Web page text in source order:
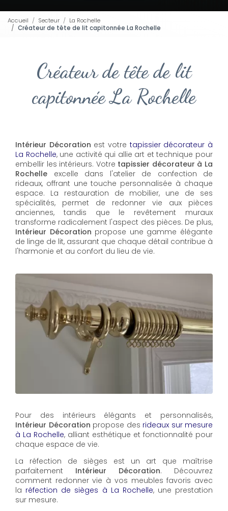
Accueil Secteur
La Rochelle
Créateur de tête de lit capitonnée La Rochelle
Créateur de tête de lit
capitonnée La Rochelle
Intérieur Décoration est votre tapissier décorateur à
La Rochelle, une activité qui allie art et technique pour
embellir les intérieurs. Votre tapissier décorateur à La
Rochelle excelle dans l'atelier de confection de
rideaux, offrant une touche personnalisée à chaque
espace. La restauration de mobilier, une de ses
spécialités, permet de redonner vie aux pièces
anciennes, tandis que le revêtement muraux
transforme radicalement l'aspect des pièces. De plus,
Intérieur Décoration propose une gamme élégante
de linge de lit, assurant que chaque détail contribue à
l'harmonie et au confort du lieu de vie.
Pour des intérieurs élégants et personnalisés,
Intérieur Décoration propose des rideaux sur mesure
à La Rochelle, alliant esthétique et fonctionnalité pour
chaque espace de vie.
La réfection de sièges est un art que maîtrise
parfaitement Intérieur Décoration. Découvrez
comment redonner vie à vos meubles favoris avec
la réfection de sièges à La Rochelle, une prestation
sur mesure.